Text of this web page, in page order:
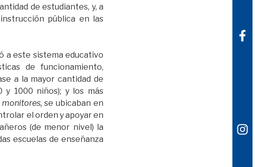
de estudiantes, y, a
pública en las
a este sistema educativo
de funcionamiento,
a la mayor cantidad de
1000 niños); y los más
monitores, se ubicaban en
el orden y apoyar en
(de menor nivel) la
escuelas de enseñanza